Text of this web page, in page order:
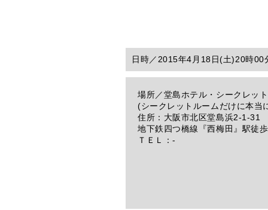
日時／ 2015年4月18日(土)20時00
場所／堂島ホテル・シークレッ
(シークレットルームだけに本当
住所：大阪市北区堂島浜2-1-31
地下鉄四つ橋線『西梅田』駅徒
ＴＥＬ：-